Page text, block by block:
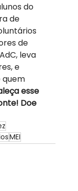
do
de
de
leva
e
quem
esse
Doe
MEI